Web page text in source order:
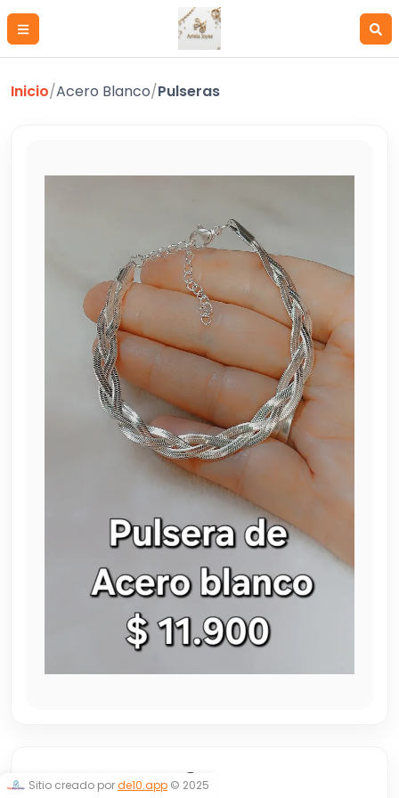
Inicio/Acero Blanco/Pulseras
TRENZADA 2
Sitio creado porde10.app © 2025